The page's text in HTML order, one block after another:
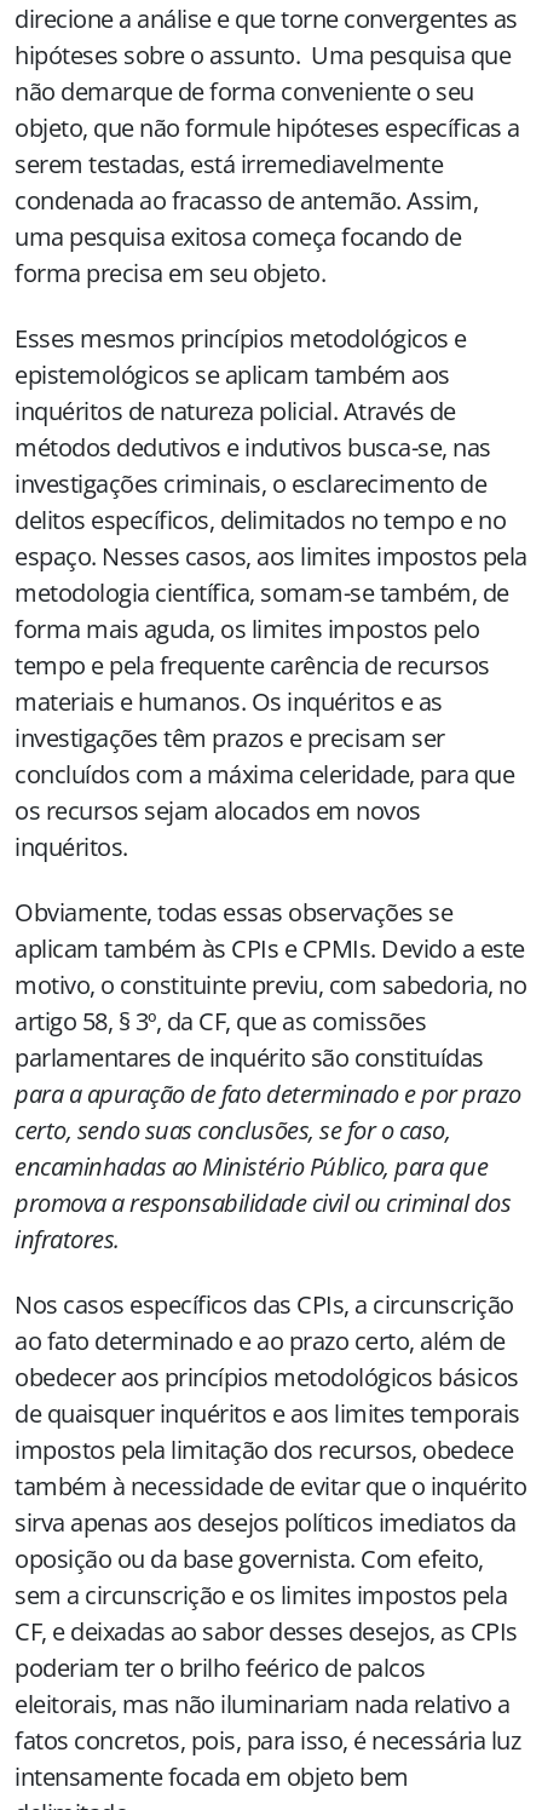
direcione a análise e que torne convergentes as
hipóteses sobre o assunto. Uma pesquisa que
não demarque de forma conveniente o seu
objeto, que não formule hipóteses específicas a
serem testadas, está irremediavelmente
condenada ao fracasso de antemão. Assim,
uma pesquisa exitosa começa focando de
forma precisa em seu objeto.
Esses mesmos princípios metodológicos e
epistemológicos se aplicam também aos
inquéritos de natureza policial. Através de
métodos dedutivos e indutivos busca-se, nas
investigações criminais, o esclarecimento de
delitos específicos, delimitados no tempo e no
espaço. Nesses casos, aos limites impostos pela
metodologia científica, somam-se também, de
forma mais aguda, os limites impostos pelo
tempo e pela frequente carência de recursos
materiais e humanos. Os inquéritos e as
investigações têm prazos e precisam ser
concluídos com a máxima celeridade, para que
os recursos sejam alocados em novos
inquéritos.
Obviamente, todas essas observações se
aplicam também às CPIs e CPMIs. Devido a este
motivo, o constituinte previu, com sabedoria, no
artigo 58, § 3º, da CF, que as comissões
parlamentares de inquérito são constituídas
para a apuração de fato determinado e por prazo
certo, sendo suas conclusões, se for o caso,
encaminhadas ao Ministério Público, para que
promova a responsabilidade civil ou criminal dos
infratores.
Nos casos específicos das CPIs, a circunscrição
ao fato determinado e ao prazo certo, além de
obedecer aos princípios metodológicos básicos
de quaisquer inquéritos e aos limites temporais
impostos pela limitação dos recursos, obedece
também à necessidade de evitar que o inquérito
sirva apenas aos desejos políticos imediatos da
oposição ou da base governista. Com efeito,
sem a circunscrição e os limites impostos pela
CF, e deixadas ao sabor desses desejos, as CPIs
poderiam ter o brilho feérico de palcos
eleitorais, mas não iluminariam nada relativo a
fatos concretos, pois, para isso, é necessária luz
intensamente focada em objeto bem